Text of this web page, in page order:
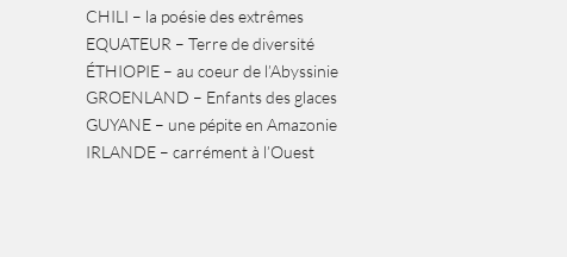
CHILI – la poésie des extrêmes
EQUATEUR – Terre de diversité
ÉTHIOPIE – au coeur de l’Abyssinie
GROENLAND – Enfants des glaces
GUYANE – une pépite en Amazonie
IRLANDE – carrément à l’Ouest